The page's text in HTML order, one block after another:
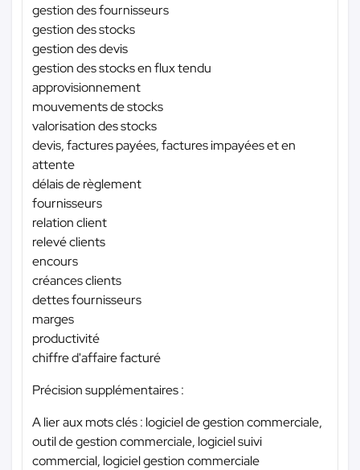
gestion des fournisseurs
gestion des stocks
gestion des devis
gestion des stocks en flux tendu
approvisionnement
mouvements de stocks
valorisation des stocks
devis, factures payées, factures impayées et en
attente
délais de règlement
fournisseurs
relation client
relevé clients
encours
créances clients
dettes fournisseurs
marges
productivité
chiffre d'affaire facturé
Précision supplémentaires :
A lier aux mots clés : logiciel de gestion commerciale,
outil de gestion commerciale, logiciel suivi
commercial, logiciel gestion commerciale